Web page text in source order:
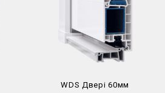
WDS Двері 60мм